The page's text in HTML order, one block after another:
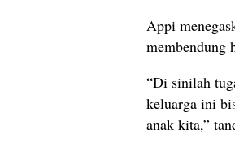
Appi
membendung
“Di sinilah
keluarga ini
anak kita,”